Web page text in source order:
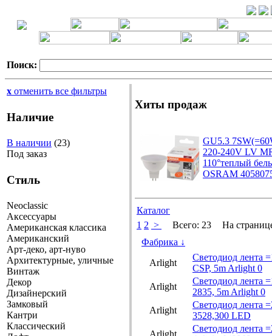
Поиск:
x отменить все фильтры
Наличие
В наличии (23)
Под заказ
Стиль
Neoclassic
Аксессуары
Американская классика
Американский
Арт-деко, арт-нуво
Архитектурные, уличные
Винтаж
Декор
Дизайнерский
Замковый
Кантри
Классический
Хиты продаж
GU5.3
220-240V LV
110°теплый
OSRAM
Каталог
1 2 > Всего: 23
На
Фабрика ↓
Arlight
Светодиод лента
CSP, 5m Arlight 0
Arlight
Светодиод лента
2835, 5m Arlight 0
Arlight
Светодиод лента
3528,300 LED
Arlight
Светодиод лента